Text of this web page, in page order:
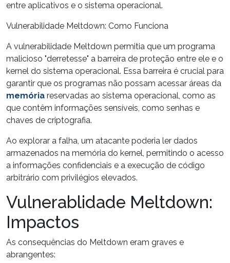
entre aplicativos e o sistema operacional.
Vulnerabilidade Meltdown: Como Funciona
A vulnerabilidade Meltdown permitia que um programa
malicioso "derretesse" a barreira de proteção entre ele e o
kernel do sistema operacional. Essa barreira é crucial para
garantir que os programas não possam acessar áreas da
memória reservadas ao sistema operacional, como as
que contêm informações sensíveis, como senhas e
chaves de criptografia.
Ao explorar a falha, um atacante poderia ler dados
armazenados na memória do kernel, permitindo o acesso
a informações confidenciais e a execução de código
arbitrário com privilégios elevados.
Vulnerablidade Meltdown:
Impactos
As consequências do Meltdown eram graves e
abrangentes: